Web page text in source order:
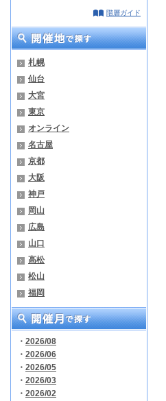
階層ガイド
札幌
仙台
大宮
東京
オンライン
名古屋
京都
大阪
神戸
岡山
広島
山口
高松
松山
福岡
・ 2026/08
・ 2026/06
・ 2026/05
・ 2026/03
・ 2026/02